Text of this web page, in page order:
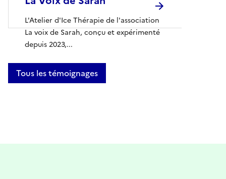
L'Atelier d'Ice Thérapie de l'association
La voix de Sarah, conçu et expérimenté
depuis 2023,...
Tous les témoignages